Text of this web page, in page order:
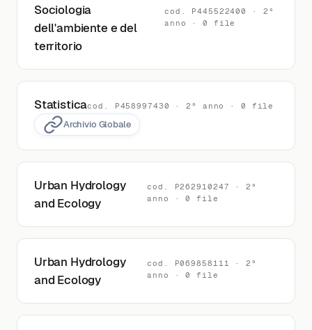
Sociologia
dell'ambiente e del
territorio
cod. P445522400 · 2°
anno · 0 file
Statisticacod. P458997430 · 2° anno · 0 file
Archivio Globale
Urban Hydrology
and Ecology
cod. P262910247 · 2°
anno · 0 file
Urban Hydrology
and Ecology
cod. P069858111 · 2°
anno · 0 file